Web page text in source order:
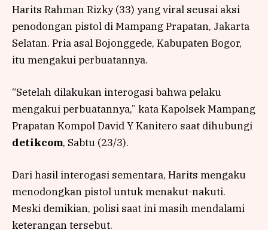
Harits Rahman Rizky (33) yang viral seusai aksi
penodongan pistol di Mampang Prapatan, Jakarta
Selatan. Pria asal Bojonggede, Kabupaten Bogor,
itu mengakui perbuatannya.
“Setelah dilakukan interogasi bahwa pelaku
mengakui perbuatannya,” kata Kapolsek Mampang
Prapatan Kompol David Y Kanitero saat dihubungi
detikcom, Sabtu (23/3).
Dari hasil interogasi sementara, Harits mengaku
menodongkan pistol untuk menakut-nakuti.
Meski demikian, polisi saat ini masih mendalami
keterangan tersebut.